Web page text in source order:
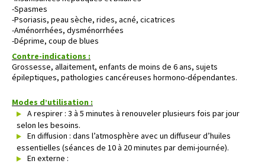
-Spasmes
-Psoriasis, peau sèche, rides, acné, cicatrices
-Aménorrhées, dysménorrhées
-Déprime, coup de blues
Contre-indications :
Grossesse, allaitement, enfants de moins de 6 ans, sujets
épileptiques, pathologies cancéreuses hormono-dépendantes.
Modes d’utilisation :
A respirer : 3 à 5 minutes à renouveler plusieurs fois par jour
selon les besoins.
En diffusion : dans l’atmosphère avec un diffuseur d’huiles
essentielles (séances de 10 à 20 minutes par demi-journée).
En externe :